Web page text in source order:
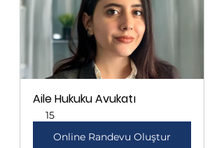
Aile Hukuku Avukatı
15
Online Randevu Oluştur